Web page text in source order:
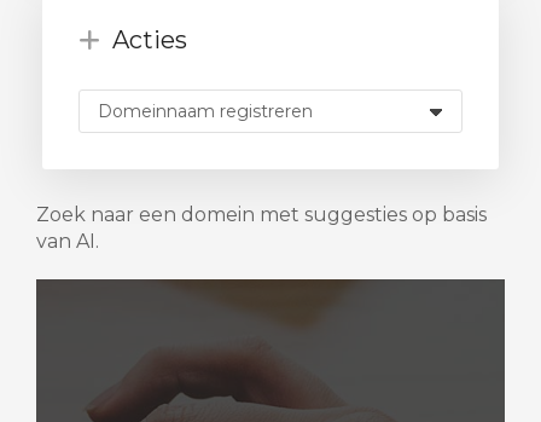
Acties
Zoek naar een domein met suggesties op basis
van AI.